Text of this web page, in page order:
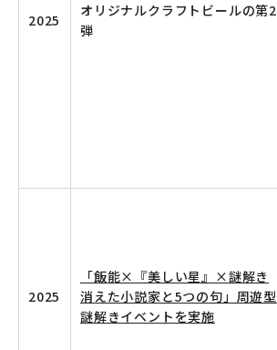
2025
オリジナルクラフトビールの第2
弾
2025
「飯能×『美しい星』×謎解き
消えた小説家と5つの句」周遊型
謎解きイベントを実施